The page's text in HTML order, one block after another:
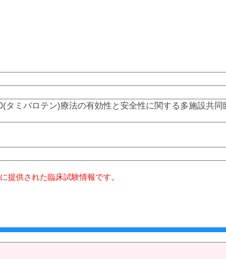
ミバロテン)療法の有効性と安全性に関する多施設共同
提供された臨床試験情報です。